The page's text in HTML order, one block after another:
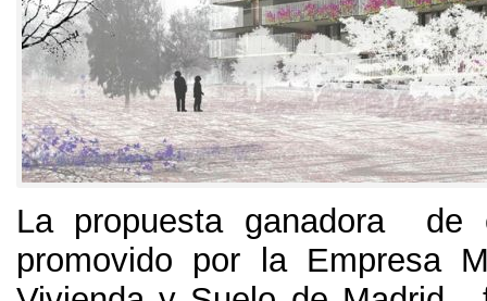
La propuesta ganadora de
promovido por la Empresa